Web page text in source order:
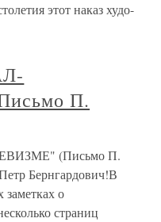
этот наказ худо-
П.
(Письмо П.
Бернгардович!В
о
страниц